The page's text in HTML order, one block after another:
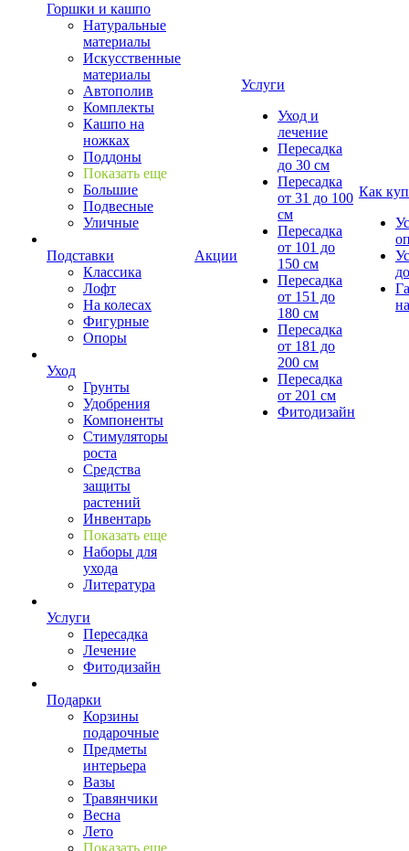
Горшки и кашпо
Натуральные
материалы
Искусственные
материалы
Автополив
Комплекты
Кашпо на
ножках
Поддоны
Показать еще
Большие
Подвесные
Уличные
Подставки
Классика
Лофт
На колесах
Фигурные
Опоры
Уход
Грунты
Удобрения
Компоненты
Стимуляторы
роста
Средства
защиты
растений
Инвентарь
Показать еще
Наборы для
ухода
Литература
Услуги
Пересадка
Лечение
Фитодизайн
Подарки
Корзины
подарочные
Предметы
интерьера
Вазы
Травянчики
Весна
Лето
Акции
Услуги
Уход и
лечение
Пересадка
до 30 см
Пересадка
от 31 до 100
см
Пересадка
от 101 до
150 см
Пересадка
от 151 до
180 см
Пересадка
от 181 до
200 см
Пересадка
от 201 см
Фитодизайн
Как